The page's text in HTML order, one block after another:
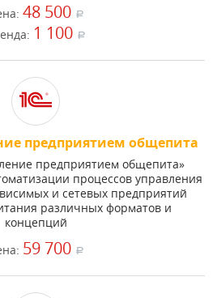
48 500 a
1 100 a
предприятием общепита
предприятием общепита»
процессов управления
и сетевых предприятий
различных форматов и
концепций
59 700 a